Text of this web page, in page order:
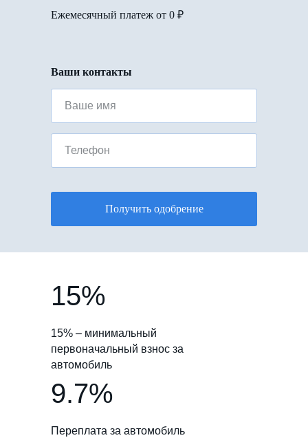
Ежемесячный платеж от 0 ₽
Ваши контакты
Ваше имя
Телефон
Получить одобрение
15%
15% – минимальный
первоначальный взнос за
автомобиль
9.7%
Переплата за автомобиль